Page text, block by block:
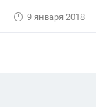
9 января 2018